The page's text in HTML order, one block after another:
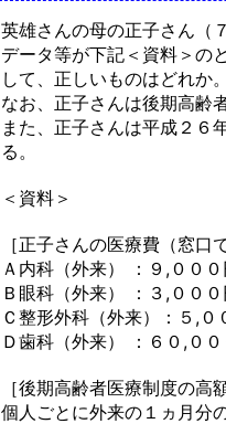
英雄さんの母の正子さん（
データ等が下記＜資料＞の
して、正しいものはどれか。
なお、正子さんは後期高齢
また、正子さんは平成２６
る。
＜資料＞
［正子さんの医療費（窓口
Ａ内科（外来） ：９,０００
Ｂ眼科（外来） ：３,０００
Ｃ整形外科（外来）：５,０
Ｄ歯科（外来） ：６０,０
［後期高齢者医療制度の高
個人ごとに外来の１ヵ月分